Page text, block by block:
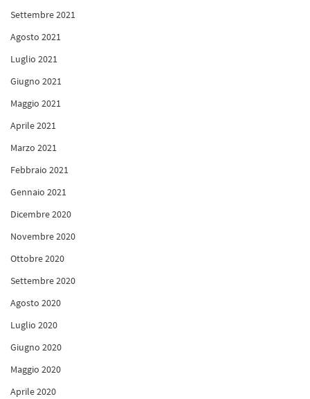
Settembre 2021
Agosto 2021
Luglio 2021
Giugno 2021
Maggio 2021
Aprile 2021
Marzo 2021
Febbraio 2021
Gennaio 2021
Dicembre 2020
Novembre 2020
Ottobre 2020
Settembre 2020
Agosto 2020
Luglio 2020
Giugno 2020
Maggio 2020
Aprile 2020